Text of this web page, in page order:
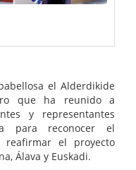
el Alderdikide
que ha reunido a
y representantes
para reconocer el
el proyecto
Álava y Euskadi.